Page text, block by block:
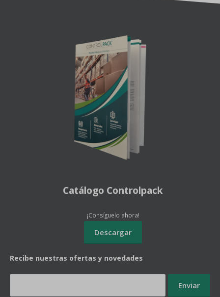
Recibe nuestras ofertas y novedades
Catálogo Controlpack
¡Consíguelo ahora!